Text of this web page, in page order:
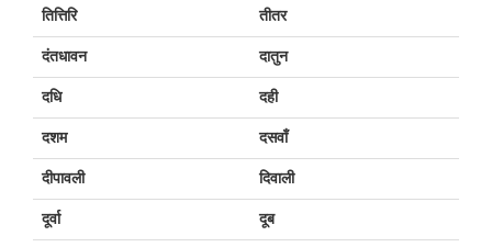
तित्तिरि तीतर
दंतधावन दातुन
दधि दही
दशम दसवाँ
दीपावली दिवाली
दूर्वा दूब